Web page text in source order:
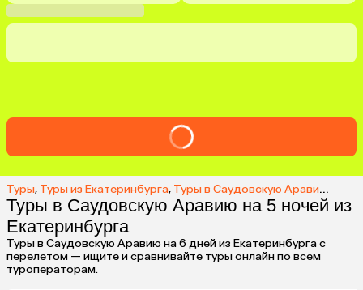
Туры, Туры из Екатеринбурга, Туры в Саудовскую Аравию из Екатеринбурга
Туры в Саудовскую Аравию на 5 ночей из
Екатеринбурга
Туры в Саудовскую Аравию на 6 дней из Екатеринбурга с
перелетом — ищите и сравнивайте туры онлайн по всем
туроператорам.